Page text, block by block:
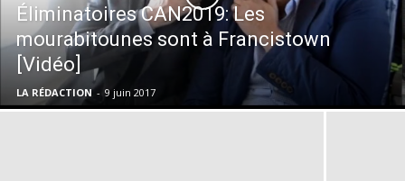
Éliminatoires CAN2019: Les
mourabitounes sont à Francistown
[Vidéo]
LA RÉDACTION - 9 juin 2017